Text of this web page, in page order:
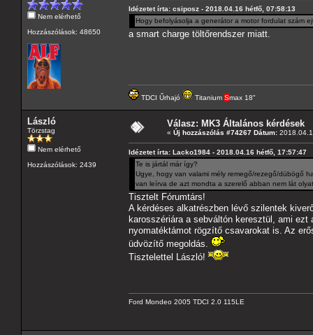
Nem elérhető
Hozzászólások: 48650
Idézetet írta: csiposz - 2018.04.16 hétfő, 07:58:13
Hogy befolyásolja a generátor a motor fordulat szám
a smart charge töltőrendszer miatt.
TDCI Űrhajó Titanium Smax 18"
László
Törzstag
Nem elérhető
Hozzászólások: 2439
Válasz: MK3 Általános kérdések
« Új hozzászólás #74267 Dátum:
Idézetet írta: Lacko1984 - 2018.04.16 hétfő, 17:57:47
Te is jártál már így?
Ugye, hogy van valami mély remegő/rezegő/dübögő
van leírva de azt mondta a szerelő abban nem lát
Tisztelt Fórumtárs!
A kérdéses alkatrészben lévő szilentek
karosszériára a sebváltón keresztül, ami
nyomatéktámot rögzítő csavarokat is. Az
üdvözítő megoldás.
Tisztelettel László!
Ford Mondeo 2005 TDCI 2.0 115LE